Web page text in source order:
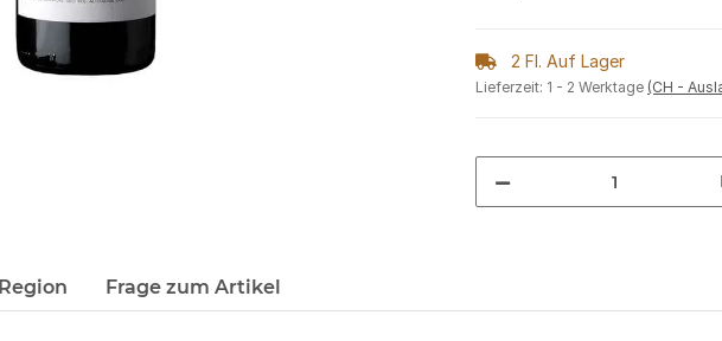
2 Fl. Auf Lager
Lieferzeit: 1 - 2 Werktage (CH -
Region Frage zum Artikel